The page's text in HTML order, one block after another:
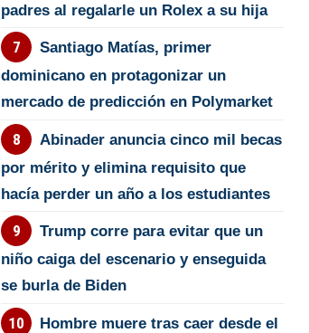
padres al regalarle un Rolex a su hija
Santiago Matías, primer
dominicano en protagonizar un
mercado de predicción en Polymarket
Abinader anuncia cinco mil becas
por mérito y elimina requisito que
hacía perder un año a los estudiantes
Trump corre para evitar que un
niño caiga del escenario y enseguida
se burla de Biden
Hombre muere tras caer desde el